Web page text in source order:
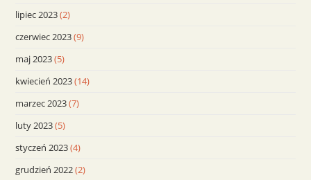
lipiec 2023(2)
czerwiec 2023(9)
maj 2023(5)
kwiecień 2023(14)
marzec 2023(7)
luty 2023(5)
styczeń 2023(4)
grudzień 2022(2)